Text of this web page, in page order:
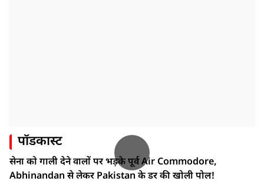
पॉडकास्ट
सेना को गाली देने वालों पर भड़के पूर्व Air Commodore,
Abhinandan से लेकर Pakistan के डर की खोली पोल!